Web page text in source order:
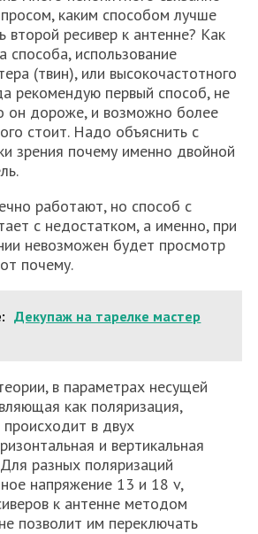
каким способом лучше
второй ресивер к антенне? Как
способа, использование
(твин), или высокочастотного
рекомендую первый способ, не
он дороже, и возможно более
стоит. Надо объяснить с
зрения почему именно двойной
работают, но способ с
с недостатком, а именно, при
невозможен будет просмотр
почему.
Декупаж на тарелке мастер
в параметрах несущей
как поляризация,
в двух
и вертикальная
разных поляризаций
напряжение 13 и 18 v,
к антенне методом
позволит им переключать